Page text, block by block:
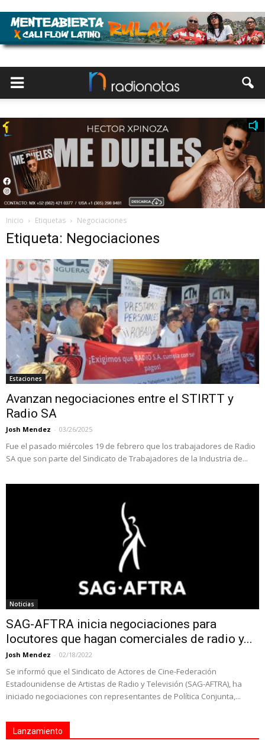
Inicio Etiquetas Negociaciones
Etiqueta: Negociaciones
Estaciones
Avanzan negociaciones entre el STIRTT y
Radio SA
Josh Mendez - 03/26/2025
Fue el pasado miércoles 19 de febrero que los trabajadores de Radio
SA que son parte del Sindicato de Trabajadores de la Industria de...
Noticias
SAG-AFTRA inicia negociaciones para
locutores que hagan comerciales de radio y...
Josh Mendez - 02/18/2022
Se informó que el Sindicato de Actores de Cine-Federación
Estadounidense de Artistas de Radio y Televisión (SAG-AFTRA), ha
iniciado negociaciones con representantes de Política Conjunta,...
Lanzamiento